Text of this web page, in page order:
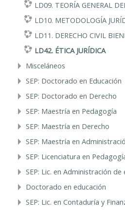
LD09. TEORÍA GENERAL
LD10. METODOLOGÍA
LD11. DERECHO CIVIL
LD42. ÉTICA JURÍDICA
Misceláneos
SEP: Doctorado en Educación
SEP: Doctorado en Derecho
SEP: Maestría en Pedagogía
SEP: Maestría en Derecho
SEP: Maestría en
SEP: Licenciatura en
SEP: Lic. en Administración de
Doctorado en educación
SEP: Lic. en Contaduría y